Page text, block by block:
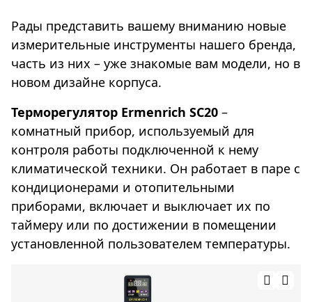
Рады представить вашему вниманию новые
измерительные инструменты нашего бренда,
часть из них – уже знакомые вам модели, но в
новом дизайне корпуса.
Терморегулятор Ermenrich SC20 –
комнатный прибор, используемый для
контроля работы подключенной к нему
климатической техники. Он работает в паре с
кондиционерами и отопительными
приборами, включает и выключает их по
таймеру или по достижении в помещении
установленной пользователем температуры.